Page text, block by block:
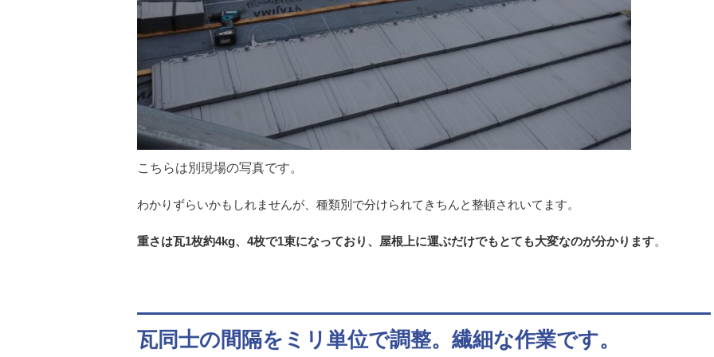
こちらは別現場の写真です。
わかりずらいかもしれませんが、種類別で分けられてきちんと整頓されいてます。
重さは瓦1枚約4kg、4枚で1束になっており、屋根上に運ぶだけでもとても大変なのが分かります。
瓦同士の間隔をミリ単位で調整。繊細な作業です。